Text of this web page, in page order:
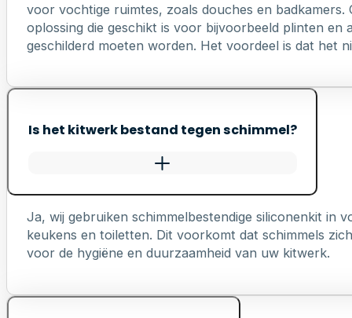
voor vochtige ruimtes, zoals douches en badkamers.
oplossing die geschikt is voor bijvoorbeeld plinten en
geschilderd moeten worden. Het voordeel is dat het
Is het kitwerk bestand tegen schimmel?
Ja, wij gebruiken schimmelbestendige siliconenkit in
keukens en toiletten. Dit voorkomt dat schimmels
voor de hygiëne en duurzaamheid van uw kitwerk.